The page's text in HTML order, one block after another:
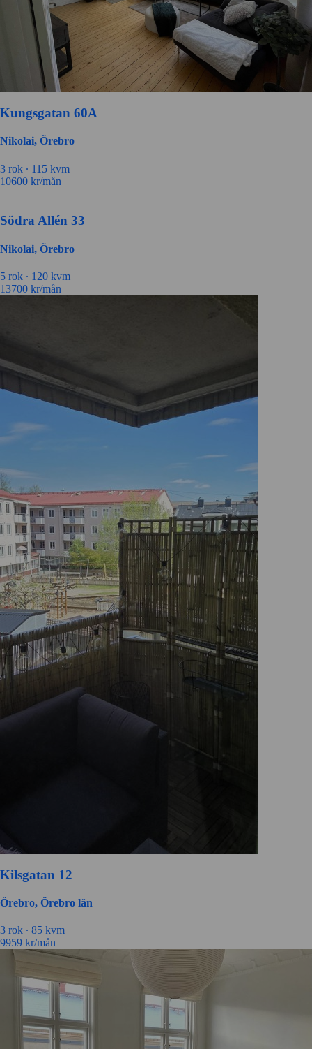
Kungsgatan 60A
Nikolai, Örebro
3 rok ∙ 115 kvm
10600 kr/mån
Södra Allén 33
Nikolai, Örebro
5 rok ∙ 120 kvm
13700 kr/mån
Kilsgatan 12
Örebro, Örebro län
3 rok ∙ 85 kvm
9959 kr/mån